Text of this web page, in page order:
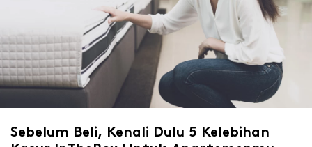
Sebelum Beli, Kenali Dulu 5 Kelebihan